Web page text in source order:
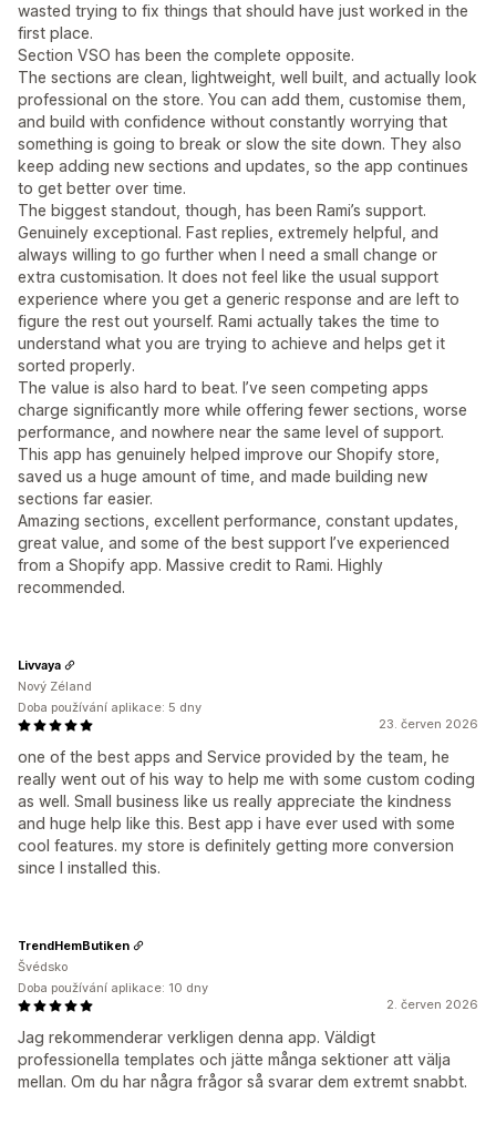
wasted trying to fix things that should have just worked in the
first place.
Section VSO has been the complete opposite.
The sections are clean, lightweight, well built, and actually look
professional on the store. You can add them, customise them,
and build with confidence without constantly worrying that
something is going to break or slow the site down. They also
keep adding new sections and updates, so the app continues
to get better over time.
The biggest standout, though, has been Rami’s support.
Genuinely exceptional. Fast replies, extremely helpful, and
always willing to go further when I need a small change or
extra customisation. It does not feel like the usual support
experience where you get a generic response and are left to
figure the rest out yourself. Rami actually takes the time to
understand what you are trying to achieve and helps get it
sorted properly.
The value is also hard to beat. I’ve seen competing apps
charge significantly more while offering fewer sections, worse
performance, and nowhere near the same level of support.
This app has genuinely helped improve our Shopify store,
saved us a huge amount of time, and made building new
sections far easier.
Amazing sections, excellent performance, constant updates,
great value, and some of the best support I’ve experienced
from a Shopify app. Massive credit to Rami. Highly
recommended.
23. červen 2026
one of the best apps and Service provided by the team, he
really went out of his way to help me with some custom coding
as well. Small business like us really appreciate the kindness
and huge help like this. Best app i have ever used with some
cool features. my store is definitely getting more conversion
since I installed this.
Livvaya
Nový Zéland
Doba používání aplikace: 5 dny
2. červen 2026
Jag rekommenderar verkligen denna app. Väldigt
professionella templates och jätte många sektioner att välja
mellan. Om du har några frågor så svarar dem extremt snabbt.
TrendHemButiken
Švédsko
Doba používání aplikace: 10 dny